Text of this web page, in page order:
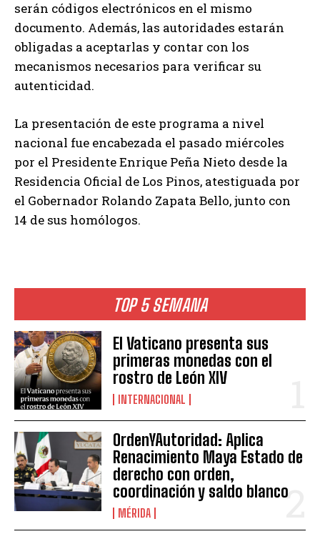
TOP 5 SEMANA
El Vaticano presenta sus
primeras monedas con el
rostro de León XIV
INTERNACIONAL
OrdenYAutoridad: Aplica
Renacimiento Maya Estado de
derecho con orden,
coordinación y saldo blanco
MÉRIDA
serán códigos electrónicos en el mismo
documento. Además, las autoridades estarán
obligadas a aceptarlas y contar con los
mecanismos necesarios para verificar su
autenticidad.
La presentación de este programa a nivel
nacional fue encabezada el pasado miércoles
por el Presidente Enrique Peña Nieto desde la
Residencia Oficial de Los Pinos, atestiguada por
el Gobernador Rolando Zapata Bello, junto con
14 de sus homólogos.